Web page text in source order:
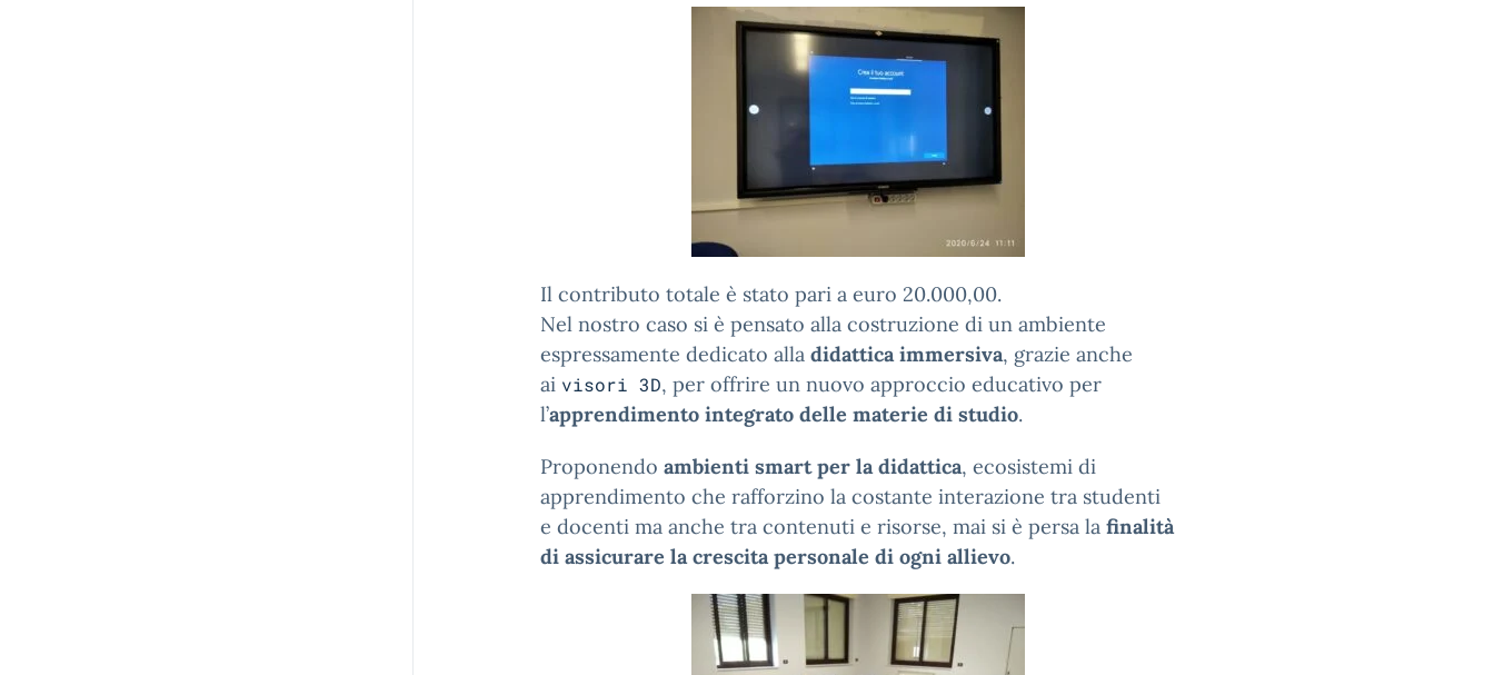
Il contributo totale è stato pari a euro 20.000,00.
Nel nostro caso si è pensato alla costruzione di un ambiente
espressamente dedicato alla didattica immersiva, grazie anche
ai visori 3D, per offrire un nuovo approccio educativo per
l’apprendimento integrato delle materie di studio.
Proponendo ambienti smart per la didattica, ecosistemi di
apprendimento che rafforzino la costante interazione tra studenti
e docenti ma anche tra contenuti e risorse, mai si è persa la finalità
di assicurare la crescita personale di ogni allievo.